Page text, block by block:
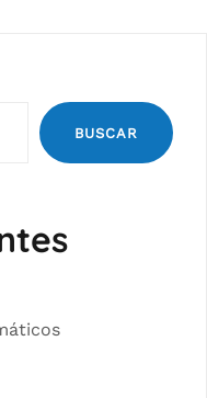
BUSCAR